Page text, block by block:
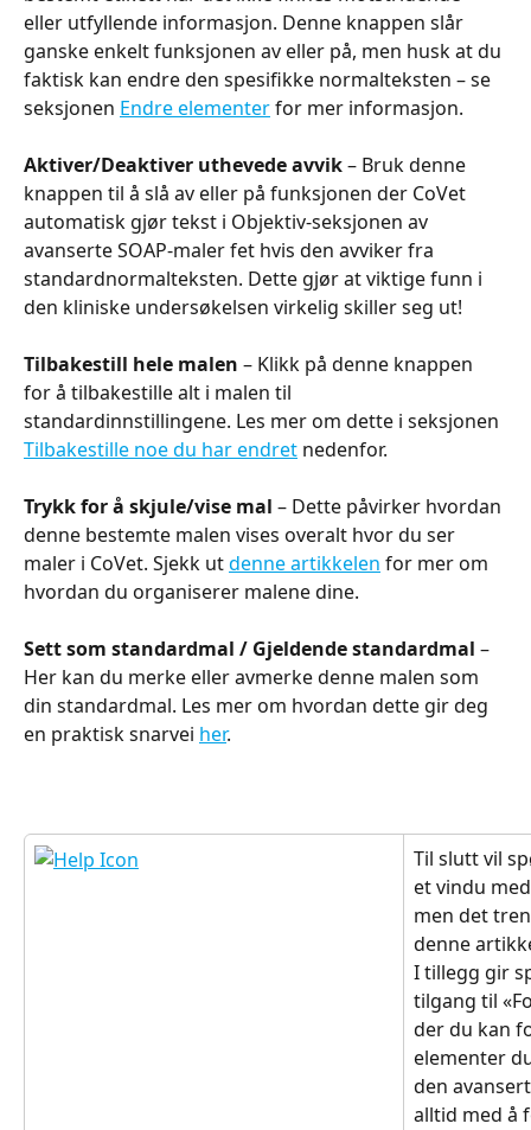
eller utfyllende informasjon. Denne knappen slår
ganske enkelt funksjonen av eller på, men husk at du
faktisk kan endre den spesifikke normalteksten – se
seksjonen Endre elementer for mer informasjon.
Aktiver/Deaktiver uthevede avvik – Bruk denne
knappen til å slå av eller på funksjonen der CoVet
automatisk gjør tekst i Objektiv-seksjonen av
avanserte SOAP-maler fet hvis den avviker fra
standardnormalteksten. Dette gjør at viktige funn i
den kliniske undersøkelsen virkelig skiller seg ut!
Tilbakestill hele malen – Klikk på denne knappen
for å tilbakestille alt i malen til
standardinnstillingene. Les mer om dette i seksjonen
Tilbakestille noe du har endret nedenfor.
Trykk for å skjule/vise mal – Dette påvirker hvordan
denne bestemte malen vises overalt hvor du ser
maler i CoVet. Sjekk ut denne artikkelen for mer om
hvordan du organiserer malene dine.
Sett som standardmal / Gjeldende standardmal –
Her kan du merke eller avmerke denne malen som
din standardmal. Les mer om hvordan dette gir deg
en praktisk snarvei her.
Til slutt vil
et vindu
men det
denne
I tillegg gir
tilgang til
der du kan
elementer
den
alltid med å